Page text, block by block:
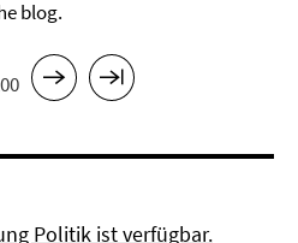
blog.
Politik ist verfügbar.